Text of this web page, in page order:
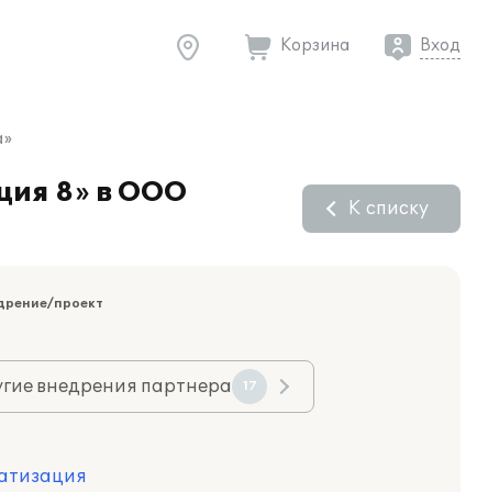
Корзина Вход
8» в ООО
К списку
проект
внедрения партнера 17